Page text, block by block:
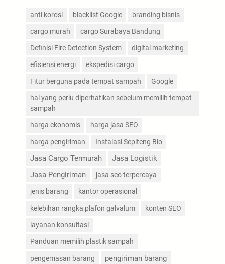
anti korosi blacklist Google branding bisnis
cargo murah cargo Surabaya Bandung
Definisi Fire Detection System digital marketing
efisiensi energi ekspedisi cargo
Fitur berguna pada tempat sampah Google
hal yang perlu diperhatikan sebelum memilih tempat
sampah
harga ekonomis harga jasa SEO
harga pengiriman Instalasi Sepiteng Bio
Jasa Cargo Termurah
Jasa Logistik
Jasa Pengiriman
jasa seo terpercaya
jenis barang kantor operasional
kelebihan rangka plafon galvalum konten SEO
layanan konsultasi
Panduan memilih plastik sampah
pengemasan barang pengiriman barang